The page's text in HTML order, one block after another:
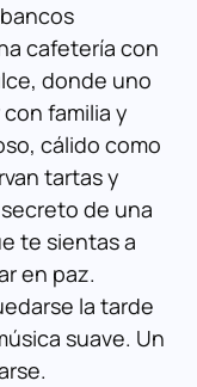
cafetería con
donde uno
familia y
cálido como
tartas y
de una
te sientas a
en paz.
la tarde
suave. Un